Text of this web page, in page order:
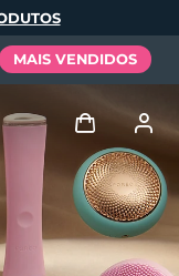
MAIS VENDIDOS
Entrar
de usuário